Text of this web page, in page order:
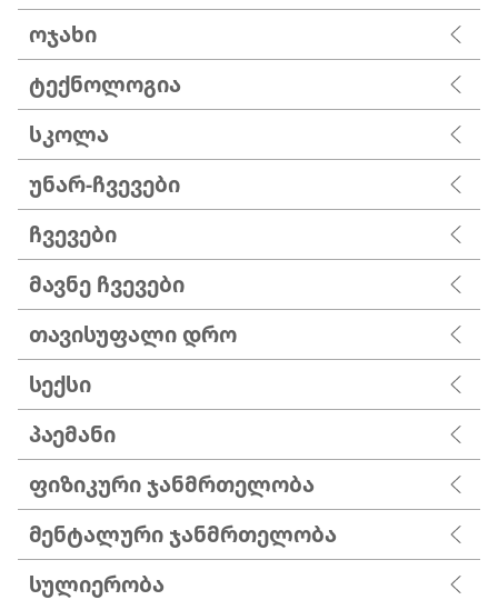
ოჯახი
ტექნოლოგია
სკოლა
უნარ-ჩვევები
ჩვევები
მავნე ჩვევები
თავისუფალი დრო
სექსი
პაემანი
ფიზიკური ჯანმრთელობა
მენტალური ჯანმრთელობა
სულიერობა